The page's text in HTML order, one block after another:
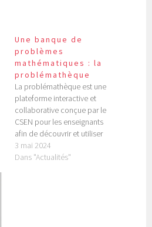
Une banque de
problèmes
mathématiques : la
problémathèque
La problémathèque est une
plateforme interactive et
collaborative conçue par le
CSEN pour les enseignants
afin de découvrir et utiliser
des problèmes
mathématiques captivants
3 mai 2024
Dans "Actualités"